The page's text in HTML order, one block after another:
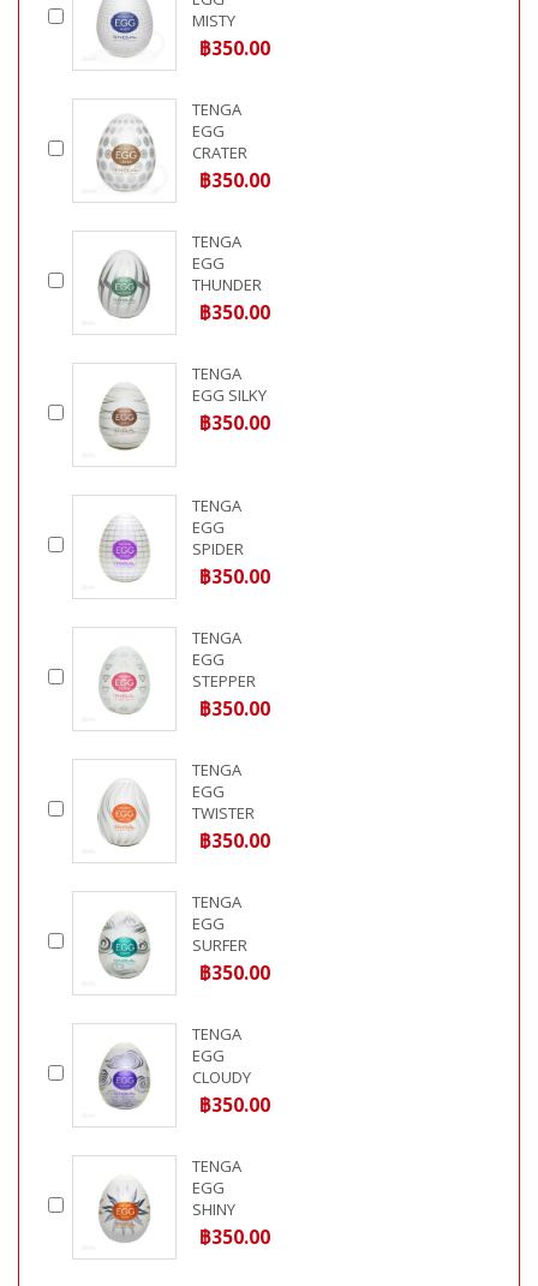
MISTY
฿350.00
TENGA
EGG
CRATER
฿350.00
TENGA
EGG
THUNDER
฿350.00
TENGA
EGG SILKY
฿350.00
TENGA
EGG
SPIDER
฿350.00
TENGA
EGG
STEPPER
฿350.00
TENGA
EGG
TWISTER
฿350.00
TENGA
EGG
SURFER
฿350.00
TENGA
EGG
CLOUDY
฿350.00
TENGA
EGG
SHINY
฿350.00